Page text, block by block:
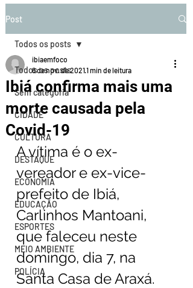
Post
Todos os posts
Sem categoria
CIDADE
CULTURA
DESTAQUE
ECONOMIA
EDUCAÇÃO
ESPORTES
MEIO AMBIENTE
POLÍCIA
Todos os posts
Ibiá confirma mais uma
morte causada pela
Covid-19
ibiaemfoco
8 de nov. de 20211 min de leitura
A vítima é o ex-
vereador e ex-vice-
prefeito de Ibiá,
Carlinhos Mantoani,
que faleceu neste
domingo, dia 7, na
Santa Casa de Araxá.